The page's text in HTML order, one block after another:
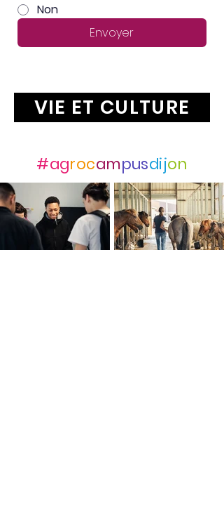
Non
Envoyer
VIE ET CULTURE
#agrocampusdijon